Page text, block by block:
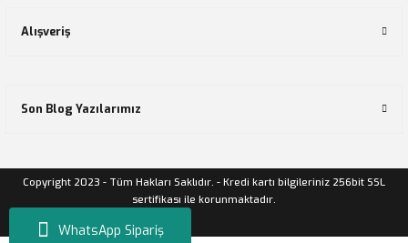
WhatsApp Sipariş
Alışveriş
Son Blog Yazılarımız
Copyright 2023 - Tüm Hakları Saklıdır. - Kredi kartı bilgileriniz 256bit SSL
sertifikası ile korunmaktadır.